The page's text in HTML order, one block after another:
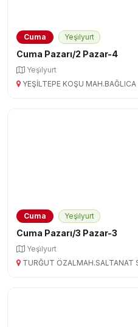
Cuma Yeşi̇lyurt
Cuma Pazarı/2 Pazar-4
Yeşi̇lyurt
YEŞİLTEPE KOŞU MAH.BAĞLICA
Cuma Yeşi̇lyurt
Cuma Pazarı/3 Pazar-3
Yeşi̇lyurt
TURĞUT ÖZALMAH.SALTANAT